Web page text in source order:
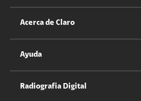
Servicios Móviles
Acerca de Claro
Información Corporativa
Ayuda
Cotizador servicios móviles
Radiografia Digital